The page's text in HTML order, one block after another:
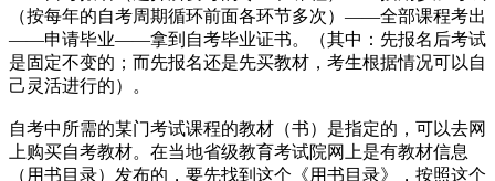
（按每年的自考周期循环前面各环节多次）——全部课程考出
——申请毕业——拿到自考毕业证书。（其中：先报名后考试
是固定不变的；而先报名还是先买教材，考生根据情况可以自
己灵活进行的）。
自考中所需的某门考试课程的教材（书）是指定的，可以去网
上购买自考教材。在当地省级教育考试院网上是有教材信息
（用书目录）发布的，要先找到这个《用书目录》，按照这个